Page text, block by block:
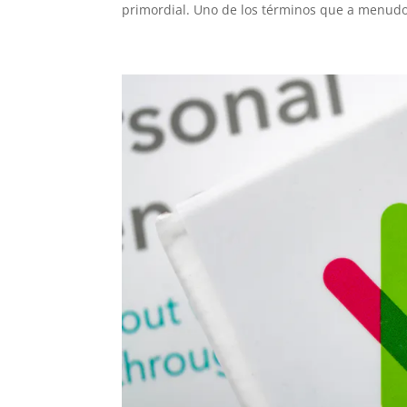
primordial. Uno de los términos que a